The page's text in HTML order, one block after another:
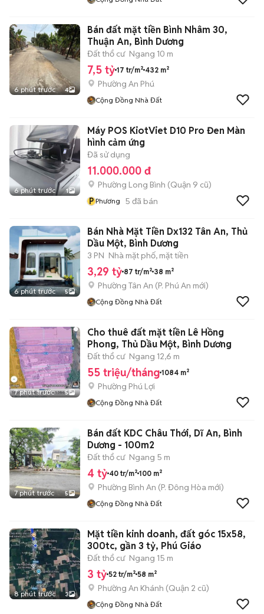
6 phút trước 4
Bán đất mặt tiền Bình Nhâm 30,
Thuận An, Bình Dương
Đất thổ cư Ngang 10 m
7,5 tỷ 17 tr/m² 432 m²
Phường An Phú
Cộng Đồng Nhà Đất
6 phút trước 1
Máy POS KiotViet D10 Pro Đen Màn
hình cảm ứng
Đã sử dụng
11.000.000 đ
Phường Long Bình (Quận 9 cũ)
P Phương 5 đã bán
6 phút trước 5
Bán Nhà Mặt Tiền Dx132 Tân An, Thủ
Dầu Một, Bình Dương
3 PN Nhà mặt phố, mặt tiền
3,29 tỷ 87 tr/m² 38 m²
Phường Tân An (P. Phú An mới)
Cộng Đồng Nhà Đất
7 phút trước 5
Cho thuê đất mặt tiền Lê Hồng
Phong, Thủ Dầu Một, Bình Dương
Đất thổ cư Ngang 12,6 m
55 triệu/tháng 1084 m²
Phường Phú Lợi
Cộng Đồng Nhà Đất
7 phút trước 5
Bán đất KDC Châu Thới, Dĩ An, Bình
Dương - 100m2
Đất thổ cư Ngang 5 m
4 tỷ 40 tr/m² 100 m²
Phường Bình An (P. Đông Hòa mới)
Cộng Đồng Nhà Đất
8 phút trước 3
Mặt tiền kinh doanh, đất góc 15x58,
300tc, gần 3 tỷ, Phú Giáo
Đất thổ cư Ngang 15 m
3 tỷ 52 tr/m² 58 m²
Phường An Khánh (Quận 2 cũ)
Cộng Đồng Nhà Đất